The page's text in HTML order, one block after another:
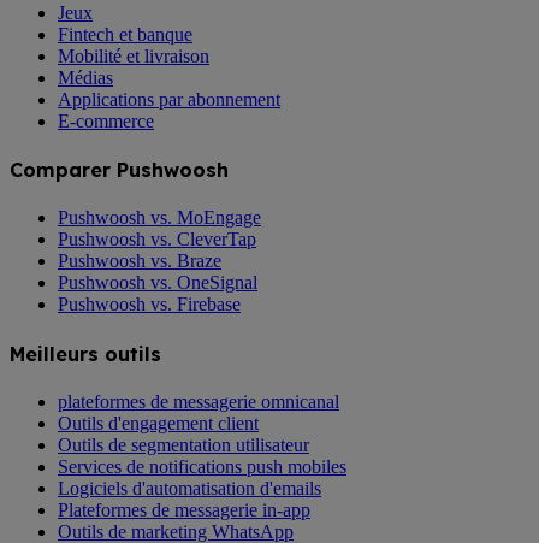
Jeux
Fintech et banque
Mobilité et livraison
Médias
Applications par abonnement
E-commerce
Comparer Pushwoosh
Pushwoosh vs. MoEngage
Pushwoosh vs. CleverTap
Pushwoosh vs. Braze
Pushwoosh vs. OneSignal
Pushwoosh vs. Firebase
Meilleurs outils
plateformes de messagerie omnicanal
Outils d'engagement client
Outils de segmentation utilisateur
Services de notifications push mobiles
Logiciels d'automatisation d'emails
Plateformes de messagerie in-app
Outils de marketing WhatsApp